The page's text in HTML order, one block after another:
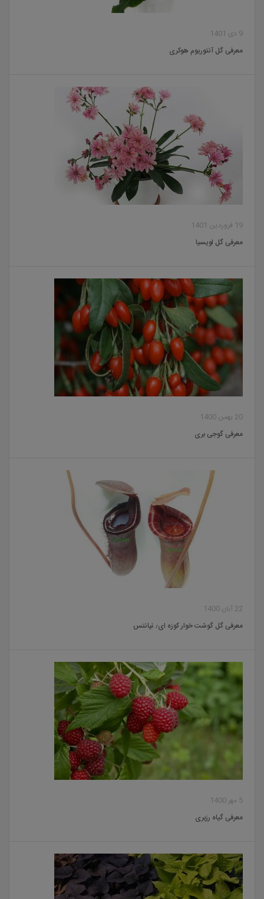
9 دی 1401
معرفی گل آنتوریوم هوکری
19 فروردین 1401
معرفی گل لویسیا
20 بهمن 1400
معرفی گوجی بری
22 آبان 1400
معرفی گل گوشت خوار کوزه ای٫ نپانتس
5 مهر 1400
معرفی گیاه رزبری